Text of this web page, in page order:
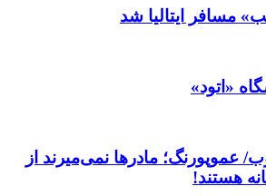
مسافر ایتالیا شد
«اتود»
عموپورنگ؛ مادرها نمی‌میرند از
هستند!